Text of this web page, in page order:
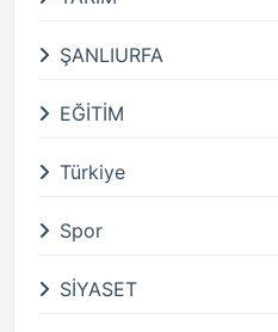
ŞANLIURFA
EĞİTİM
Türkiye
Spor
SİYASET